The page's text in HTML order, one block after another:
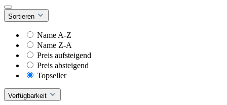
Sortieren
Name A-Z
Name Z-A
Preis aufsteigend
Preis absteigend
Topseller
Verfügbarkeit